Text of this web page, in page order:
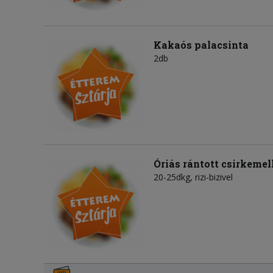
Kakaós palacsinta
2db
Óriás rántott
20-25dkg, rizi-bizivel